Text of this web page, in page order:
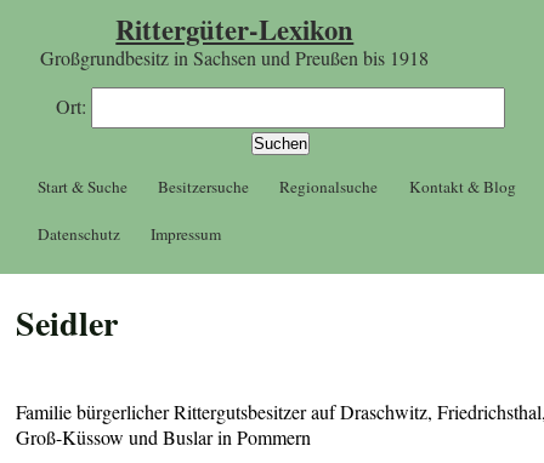
Rittergüter-Lexikon
Großgrundbesitz in Sachsen und Preußen bis 1918
Ort:
Start & Suche Besitzersuche Regionalsuche Kontakt & Blog
Datenschutz Impressum
Seidler
Familie bürgerlicher Rittergutsbesitzer auf Draschwitz,
Groß-Küssow und Buslar in Pommern